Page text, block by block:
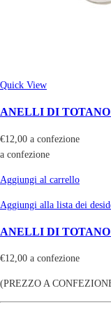
Quick View
ANELLI DI
€12,00 a confezione
a confezione
Aggiungi al carrello
Aggiungi alla lista dei
ANELLI DI
€12,00 a confezione
(PREZZO A